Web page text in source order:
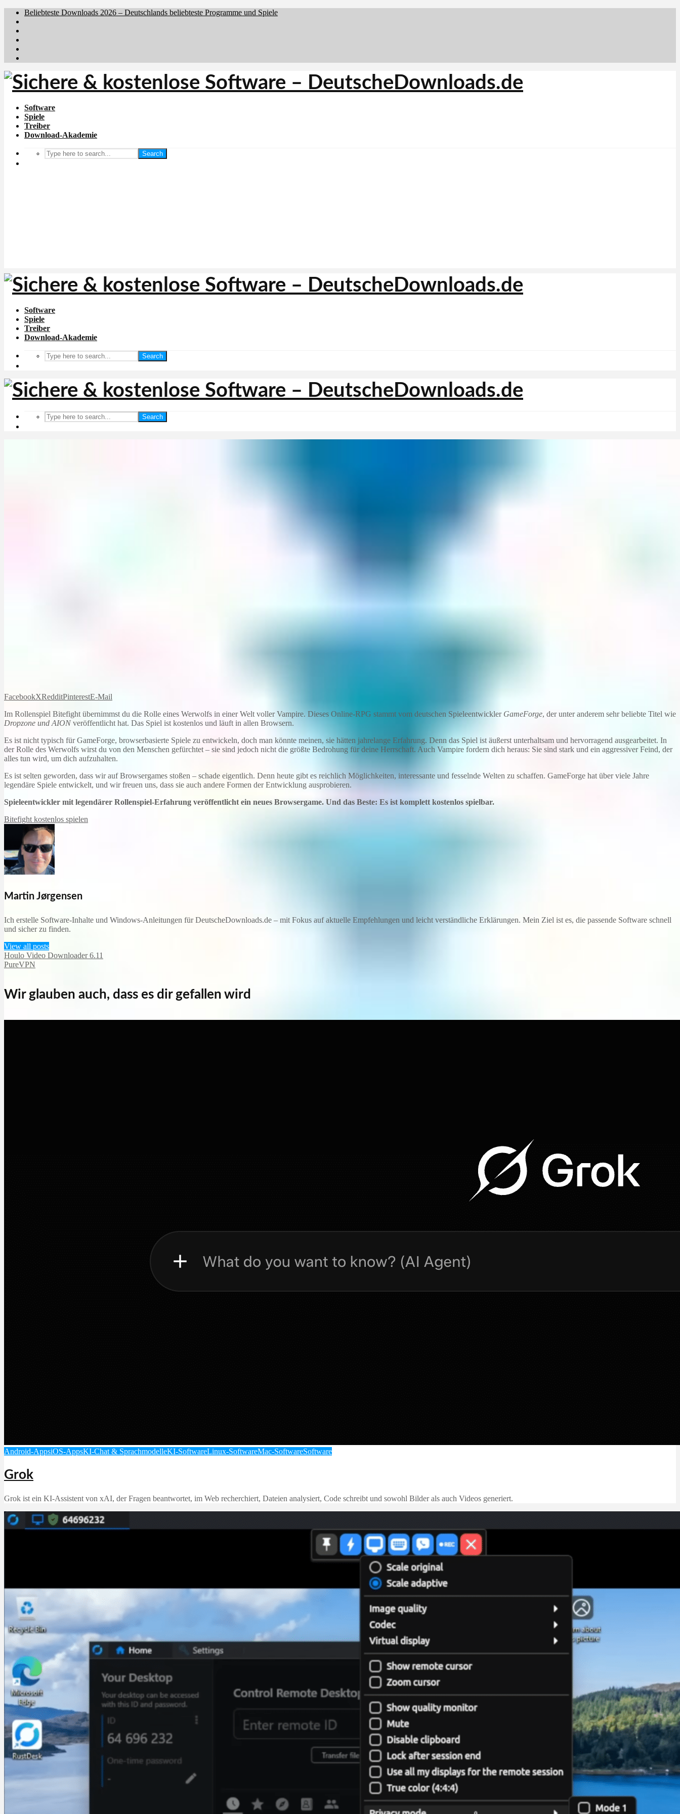
Beliebteste Downloads 2026 – Deutschlands beliebteste Programme und Spiele
Software
Spiele
Treiber
Download-Akademie
Search
Software
Spiele
Treiber
Download-Akademie
Search
Search
FacebookXRedditPinterestE-Mail
Im Rollenspiel Bitefight übernimmst du die Rolle eines Werwolfs in einer Welt voller Vampire. Dieses Online-RPG stammt vom deutschen Spieleentwickler GameForge, der unter anderem sehr beliebte Titel wie
Dropzone und AIONveröffentlicht hat. Das Spiel ist kostenlos und läuft in allen Browsern.
Es ist nicht typisch für GameForge, browserbasierte Spiele zu entwickeln, doch man könnte meinen, sie hätten jahrelange Erfahrung. Denn das Spiel ist äußerst unterhaltsam und hervorragend ausgearbeitet. In
der Rolle des Werwolfs wirst du von den Menschen gefürchtet – sie sind jedoch nicht die größte Bedrohung für deine Herrschaft. Auch Vampire fordern dich heraus: Sie sind stark und ein aggressiver Feind, der
alles tun wird, um dich aufzuhalten.
Es ist selten geworden, dass wir auf Browsergames stoßen – schade eigentlich. Denn heute gibt es reichlich Möglichkeiten, interessante und fesselnde Welten zu schaffen. GameForge hat über viele Jahre
legendäre Spiele entwickelt, und wir freuen uns, dass sie auch andere Formen der Entwicklung ausprobieren.
Spieleentwickler mit legendärer Rollenspiel-Erfahrung veröffentlicht ein neues Browsergame. Und das Beste: Es ist komplett kostenlos spielbar.
Bitefight kostenlos spielen
Martin Jørgensen
Ich erstelle Software-Inhalte und Windows-Anleitungen für DeutscheDownloads.de – mit Fokus auf aktuelle Empfehlungen und leicht verständliche Erklärungen. Mein Ziel ist es, die passende Software schnell
und sicher zu finden.
View all posts
Houlo Video Downloader 6.11
PureVPN
Wir glauben auch, dass es dir gefallen wird
Android-AppsiOS-AppsKI-Chat & SprachmodelleKI-SoftwareLinux-SoftwareMac-SoftwareSoftware
Grok
Grok ist ein KI‑Assistent von xAI, der Fragen beantwortet, im Web recherchiert, Dateien analysiert, Code schreibt und sowohl Bilder als auch Videos generiert.